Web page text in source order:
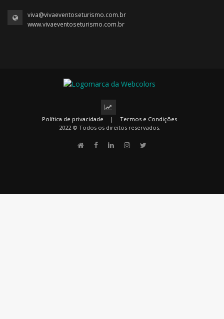
viva@vivaeventoseturismo.com.br
www.vivaeventoseturismo.com.br
Política de privacidade |
Termos e Condições
2022 © Todos os direitos reservados.